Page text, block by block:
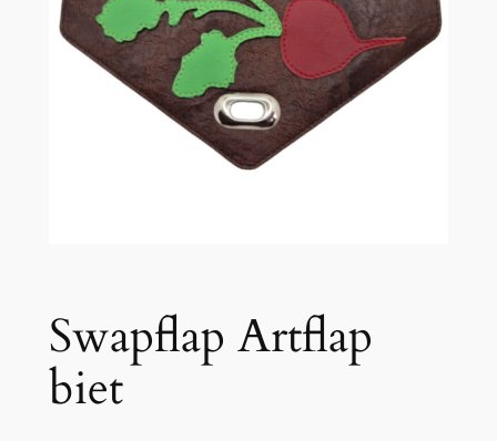
Swapflap Artflap
biet